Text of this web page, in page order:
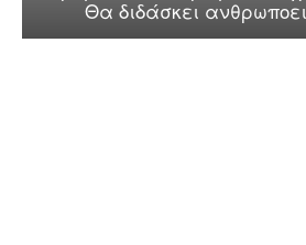
Θα διδάσκει